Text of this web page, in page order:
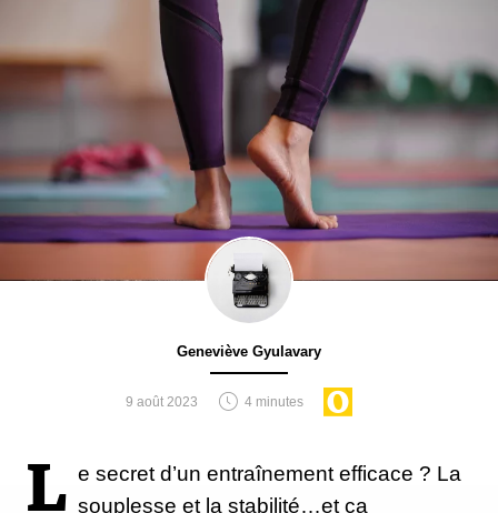
Geneviève Gyulavary
9 août 2023 4 minutes
L e secret d’un entraînement efficace ? La
souplesse et la stabilité…et ça